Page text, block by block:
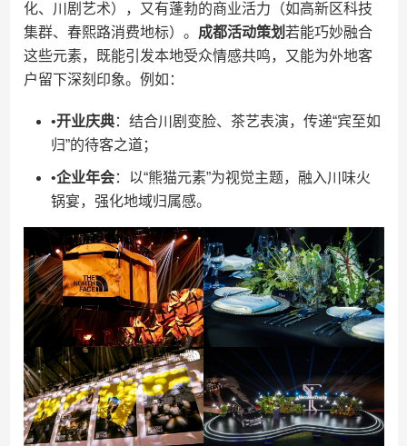
化、川剧艺术），又有蓬勃的商业活力（如高新区科技
集群、春熙路消费地标）。​ ​成都活动策划​​若能巧妙融合
这些元素，既能引发本地受众情感共鸣，又能为外地客
户留下深刻印象。例如：
•​​开业庆典​​：结合川剧变脸、茶艺表演，传递“宾至如
归”的待客之道；
•​​企业年会​​：以“熊猫元素”为视觉主题，融入川味火
锅宴，强化地域归属感。